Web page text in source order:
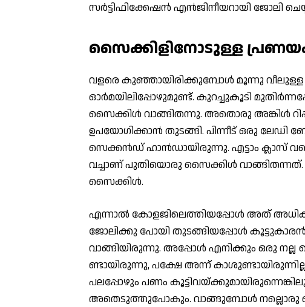
സര്‍ട്ടിഫിക്കേഷന്‍ എന്‍ജിനീയറായി ജോലി
സൈക്കിളിനോടുള്ള
വളരെ കുഞ്ഞായിരിക്കുമ്പോള്‍ മൂന്നു
ഓര്‍മയിലിപ്പോഴുമുണ്ട്. കുറച്ചുകൂടി
സൈക്കിള്‍ വാങ്ങിതന്നു. അതൊരു അങ്കിള്‍
ഉപയോഗിക്കാന്‍ തുടങ്ങി. പിന്നീട് ഒരു
സെക്കന്‍ഡ് ഹാന്‍ഡായിരുന്നു. എട്ടാം ക്ലാസ്
വച്ചാണ് പുതിയൊരു സൈക്കിള്‍
സൈക്കിള്‍.
എന്നാല്‍ കോളജിലെത്തിയപ്പോള്‍ അത്
ജോലിക്കു പോയി തുടങ്ങിയപ്പോള്‍
വാങ്ങിയിരുന്നു. അപ്പോള്‍ എനിക്കും ഒരു
ണ്ടായിരുന്നു, പക്ഷേ അന്ന്
പലപ്പോഴും പണം
അതെടുത്തുപോകും. വാങ്ങുമ്പോള്‍ നല്ലൊരു